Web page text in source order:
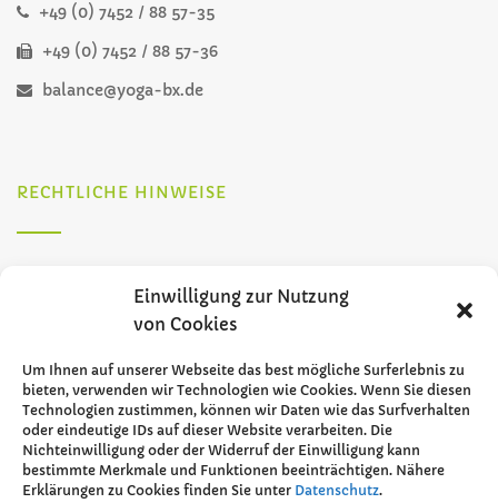
Einwilligung zur Nutzung
von Cookies
Um Ihnen auf unserer Webseite das best mögliche Surferlebnis zu
bieten, verwenden wir Technologien wie Cookies. Wenn Sie diesen
Technologien zustimmen, können wir Daten wie das Surfverhalten
oder eindeutige IDs auf dieser Website verarbeiten. Die
Nichteinwilligung oder der Widerruf der Einwilligung kann
bestimmte Merkmale und Funktionen beeinträchtigen. Nähere
Erklärungen zu Cookies finden Sie unter Datenschutz.
+49 (0) 7452 / 88 57-35
+49 (0) 7452 / 88 57-36
balance@yoga-bx.de
RECHTLICHE HINWEISE
GESCHENKGUTSCHEIN